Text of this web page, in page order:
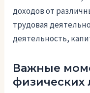
доходов от
трудовая
деятельность,
Важные
физических